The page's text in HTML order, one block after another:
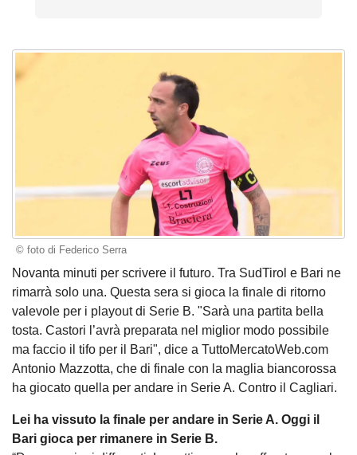
© foto di Federico Serra
Novanta minuti per scrivere il futuro. Tra SudTirol e Bari ne
rimarrà solo una. Questa sera si gioca la finale di ritorno
valevole per i playout di Serie B. "Sarà una partita bella
tosta. Castori l’avrà preparata nel miglior modo possibile
ma faccio il tifo per il Bari", dice a TuttoMercatoWeb.com
Antonio Mazzotta, che di finale con la maglia biancorossa
ha giocato quella per andare in Serie A. Contro il Cagliari.
Lei ha vissuto la finale per andare in Serie A. Oggi il
Bari gioca per rimanere in Serie B.